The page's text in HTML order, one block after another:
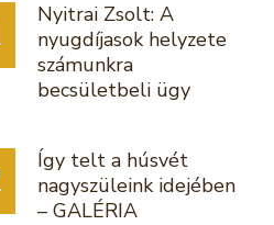
Nyitrai Zsolt: A
nyugdíjasok helyzete
számunkra
becsületbeli ügy
Így telt a húsvét
nagyszüleink idejében
– GALÉRIA